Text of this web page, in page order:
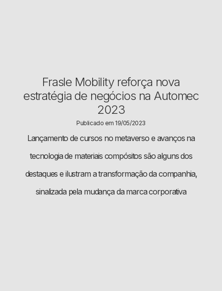
Frasle Mobility reforça nova
estratégia de negócios na Automec
2023
Publicado em 19/05/2023
Lançamento de cursos no metaverso e avanços na
tecnologia de materiais compósitos são alguns dos
destaques e ilustram a transformação da companhia,
sinalizada pela mudança da marca corporativa